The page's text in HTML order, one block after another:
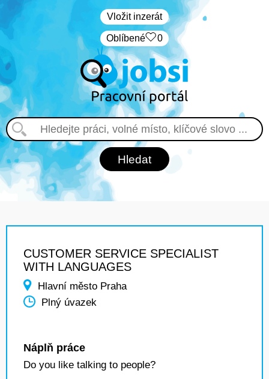
Vložit inzerát
Oblíbené 0
CUSTOMER SERVICE SPECIALIST
WITH LANGUAGES
Hlavní město Praha
Plný úvazek
Náplň práce
Do you like talking to people?